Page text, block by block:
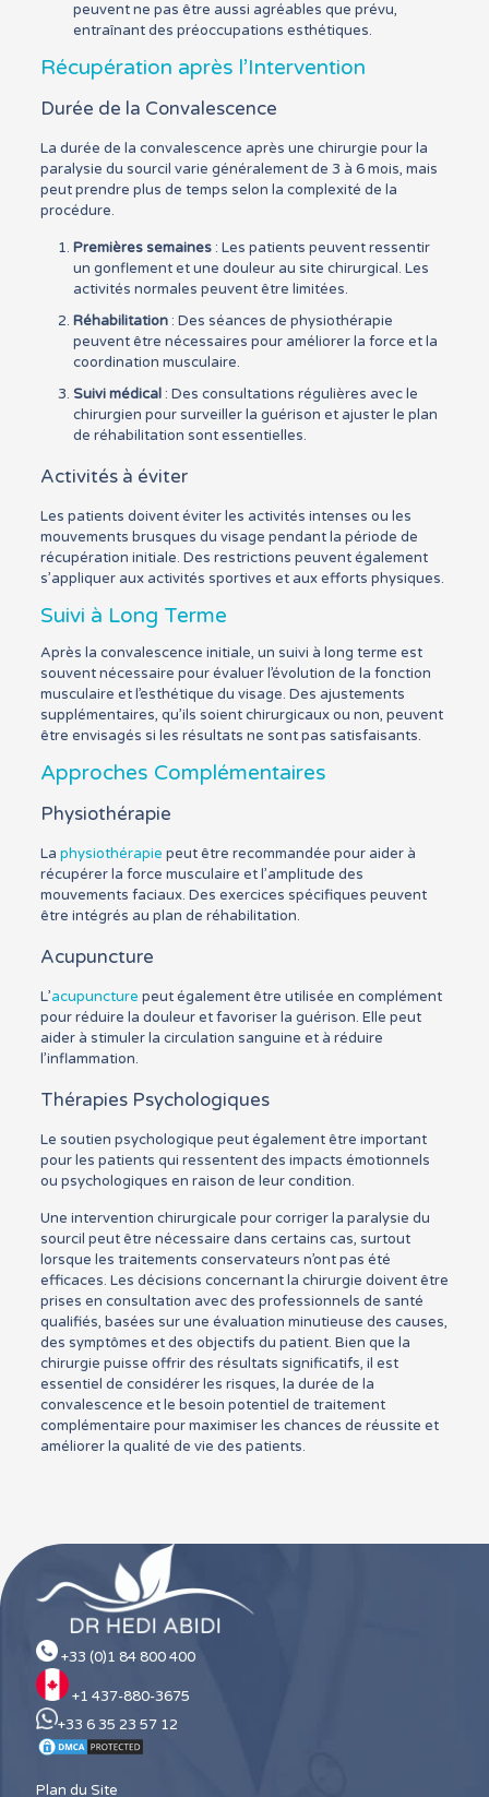
peuvent ne pas être aussi agréables que prévu,
entraînant des préoccupations esthétiques.
Récupération après l’Intervention
Durée de la Convalescence
La durée de la convalescence après une chirurgie pour la
paralysie du sourcil varie généralement de 3 à 6 mois, mais
peut prendre plus de temps selon la complexité de la
procédure.
Premières semaines: Les patients peuvent ressentir
un gonflement et une douleur au site chirurgical. Les
activités normales peuvent être limitées.
Réhabilitation: Des séances de physiothérapie
peuvent être nécessaires pour améliorer la force et la
coordination musculaire.
Suivi médical: Des consultations régulières avec le
chirurgien pour surveiller la guérison et ajuster le plan
de réhabilitation sont essentielles.
Activités à éviter
Les patients doivent éviter les activités intenses ou les
mouvements brusques du visage pendant la période de
récupération initiale. Des restrictions peuvent également
s’appliquer aux activités sportives et aux efforts physiques.
Suivi à Long Terme
Après la convalescence initiale, un suivi à long terme est
souvent nécessaire pour évaluer l’évolution de la fonction
musculaire et l’esthétique du visage. Des ajustements
supplémentaires, qu’ils soient chirurgicaux ou non, peuvent
être envisagés si les résultats ne sont pas satisfaisants.
Approches Complémentaires
Physiothérapie
La physiothérapie peut être recommandée pour aider à
récupérer la force musculaire et l’amplitude des
mouvements faciaux. Des exercices spécifiques peuvent
être intégrés au plan de réhabilitation.
Acupuncture
L’acupuncture peut également être utilisée en complément
pour réduire la douleur et favoriser la guérison. Elle peut
aider à stimuler la circulation sanguine et à réduire
l’inflammation.
Thérapies Psychologiques
Le soutien psychologique peut également être important
pour les patients qui ressentent des impacts émotionnels
ou psychologiques en raison de leur condition.
Une intervention chirurgicale pour corriger la paralysie du
sourcil peut être nécessaire dans certains cas, surtout
lorsque les traitements conservateurs n’ont pas été
efficaces. Les décisions concernant la chirurgie doivent être
prises en consultation avec des professionnels de santé
qualifiés, basées sur une évaluation minutieuse des causes,
des symptômes et des objectifs du patient. Bien que la
chirurgie puisse offrir des résultats significatifs, il est
essentiel de considérer les risques, la durée de la
convalescence et le besoin potentiel de traitement
complémentaire pour maximiser les chances de réussite et
améliorer la qualité de vie des patients.
+33 (0)1 84 800 400
+1 437-880-3675
+33 6 35 23 57 12
Plan du Site